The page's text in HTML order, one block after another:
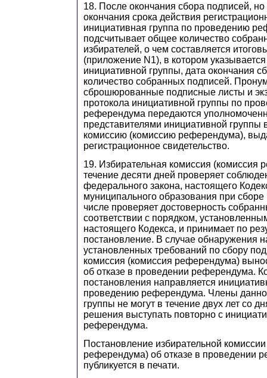
18. После окончания сбора подписей, но
окончания срока действия
инициативная группа по проведению
подсчитывает общее количество
избирателей, о чем составляется
(приложение N1), в котором
инициативной группы, дата окончания
количество собранных подписей.
сброшюрованные подписные листы и
протокола инициативной группы по
референдума передаются
представителями инициативной группы
комиссию (комиссию референдума),
регистрационное свидетельство.
19. Избирательная комиссия (комиссия
течение десяти дней проверяет
федерального закона, настоящего
муниципального образования при
числе проверяет достоверность
соответствии с порядком,
настоящего Кодекса, и принимает по
постановление. В случае обнаружения
установленных требований по сбору
комиссия (комиссия референдума)
об отказе в проведении референдума.
постановления направляется
проведению референдума. Члены
группы не могут в течение двух лет со
решения выступать повторно с
референдума.
Постановление избирательной
референдума) об отказе в проведении
публикуется в печати.